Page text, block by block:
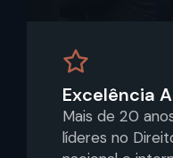
Excelência
Mais de 20
líderes no